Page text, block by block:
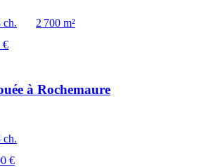
ch.
2 700 m²
€
à Rochemaure
ch.
€